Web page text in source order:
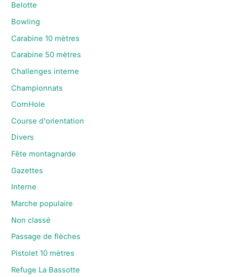
Belotte
Bowling
Carabine 10 mètres
Carabine 50 mètres
Challenges interne
Championnats
CornHole
Course d'orientation
Divers
Fête montagnarde
Gazettes
Interne
Marche populaire
Non classé
Passage de flèches
Pistolet 10 mètres
Refuge La Bassotte